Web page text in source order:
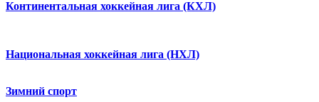
Континентальная хоккейная лига (КХЛ)
Национальная хоккейная лига (НХЛ)
Зимний спорт